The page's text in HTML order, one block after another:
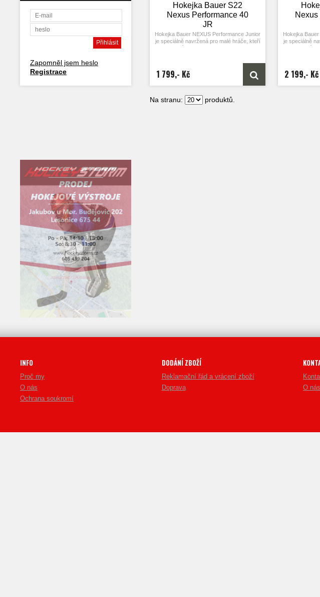
Zapomněl jsem heslo
Registrace
Hokejka Bauer S22
Nexus Performance 40
JR
Hokejka Bauer NEXUS Performance Junior
je speciálně navržená pro malé hráče, kteří
kick point konstrukcí –
a profi technologiemi a materiály. Je přímo
profesionálního hokejisty.
1 799,- Kč
Hokejka
je speciálně
a profi
2 199,- Kč
Na stranu: produktů.
INFO
Proč my
O nás
Ochrana soukromí
DODÁNÍ ZBOŽÍ
Reklamační řád a vrácení zboží
Doprava
O nás